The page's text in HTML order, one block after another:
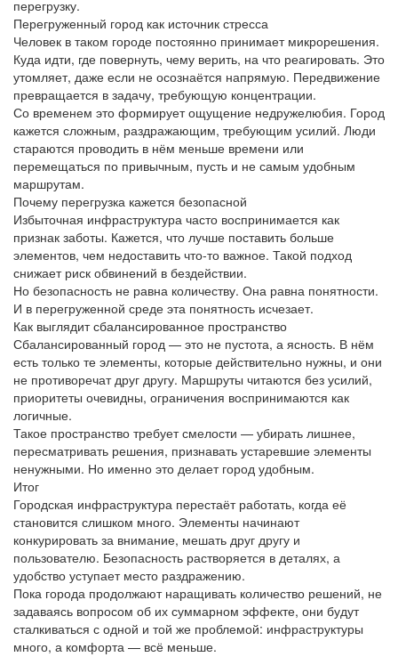
перегрузку.
Перегруженный город как источник стресса
Человек в таком городе постоянно принимает микрорешения.
Куда идти, где повернуть, чему верить, на что реагировать. Это
утомляет, даже если не осознаётся напрямую. Передвижение
превращается в задачу, требующую концентрации.
Со временем это формирует ощущение недружелюбия. Город
кажется сложным, раздражающим, требующим усилий. Люди
стараются проводить в нём меньше времени или
перемещаться по привычным, пусть и не самым удобным
маршрутам.
Почему перегрузка кажется безопасной
Избыточная инфраструктура часто воспринимается как
признак заботы. Кажется, что лучше поставить больше
элементов, чем недоставить что-то важное. Такой подход
снижает риск обвинений в бездействии.
Но безопасность не равна количеству. Она равна понятности.
И в перегруженной среде эта понятность исчезает.
Как выглядит сбалансированное пространство
Сбалансированный город — это не пустота, а ясность. В нём
есть только те элементы, которые действительно нужны, и они
не противоречат друг другу. Маршруты читаются без усилий,
приоритеты очевидны, ограничения воспринимаются как
логичные.
Такое пространство требует смелости — убирать лишнее,
пересматривать решения, признавать устаревшие элементы
ненужными. Но именно это делает город удобным.
Итог
Городская инфраструктура перестаёт работать, когда её
становится слишком много. Элементы начинают
конкурировать за внимание, мешать друг другу и
пользователю. Безопасность растворяется в деталях, а
удобство уступает место раздражению.
Пока города продолжают наращивать количество решений, не
задаваясь вопросом об их суммарном эффекте, они будут
сталкиваться с одной и той же проблемой: инфраструктуры
много, а комфорта — всё меньше.